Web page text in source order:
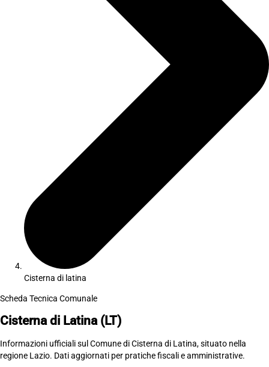
Cisterna di latina
Scheda Tecnica Comunale
Cisterna di Latina (LT)
Informazioni ufficiali sul Comune di Cisterna di Latina, situato nella
regione Lazio. Dati aggiornati per pratiche fiscali e amministrative.